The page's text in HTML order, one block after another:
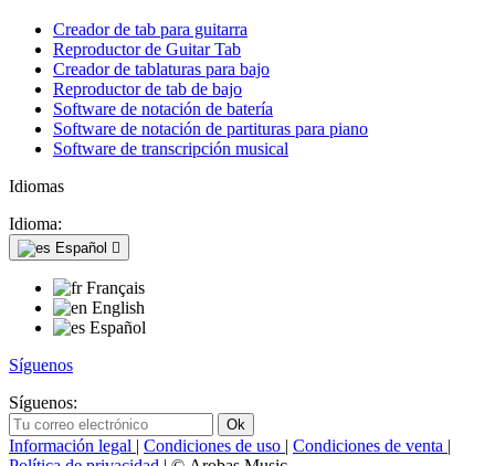
Creador de tab para guitarra
Reproductor de Guitar Tab
Creador de tablaturas para bajo
Reproductor de tab de bajo
Software de notación de batería
Software de notación de partituras para piano
Software de transcripción musical
Idiomas
Idioma:
Español 
Français
English
Español
Síguenos
Síguenos:
Información legal | Condiciones de uso | Condiciones de venta |